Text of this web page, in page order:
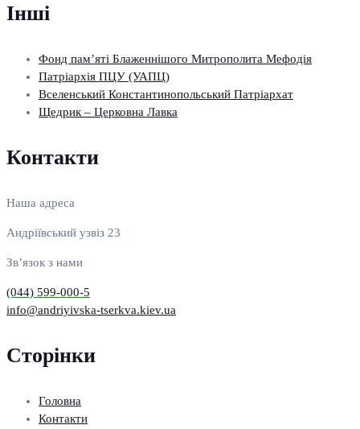
Інші
Фонд пам’яті Блаженнішого Митрополита Мефодія
Патріархія ПЦУ (УАПЦ)
Вселенський Константинопольський Патріархат
Щедрик – Церковна Лавка
Контакти
Наша адреса
Андріївський узвіз 23
Зв’язок з нами
(044) 599-000-5
info@andriyivska-tserkva.kiev.ua
Сторінки
Головна
Контакти